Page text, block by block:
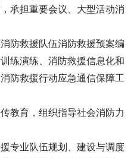
承担重要会议、大型活动消
防救援队伍消防救援预案编
练演练、消防救援信息化和
防救援行动应急通信保障工
教育，组织指导社会消防力
专业队伍规划、建设与调度